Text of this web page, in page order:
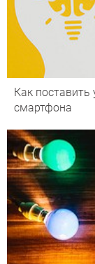
Как поставить
смартфона